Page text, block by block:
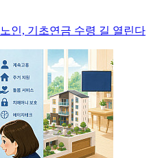
인, 기초연금 수령 길 열린다